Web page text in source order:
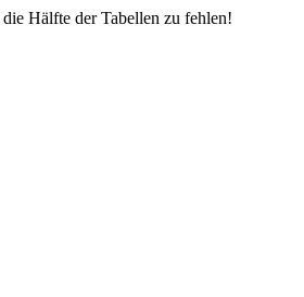
Hälfte der Tabellen zu fehlen!